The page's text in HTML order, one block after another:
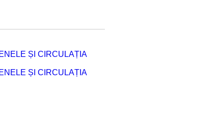
ȘI CIRCULAȚIA
ȘI CIRCULAȚIA